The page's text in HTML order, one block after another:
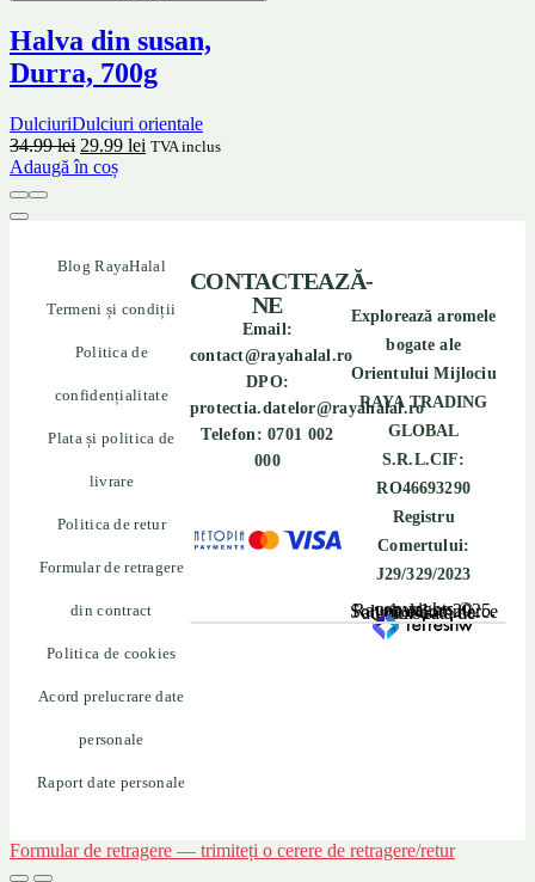
Halva din susan,
Durra, 700g
DulciuriDulciuri orientale
34.99lei 29.99 lei TVA inclus
Adaugă în coș
Blog RayaHalal
Termeni și condiții
Politica de
confidențialitate
Plata și politica de
livrare
Politica de retur
Formular de retragere
din contract
Politica de cookies
Acord prelucrare date
personale
Raport date personale
Explorează aromele
bogate ale
Orientului Mijlociu
RAYA TRADING
GLOBAL
S.R.L.CIF:
RO46693290
Registru
Comertului:
J29/329/2023
copyrights © Rayahalal.ro 2025. Soluție eCommerce administrată de
CONTACTEAZĂ-
NE
Email:
contact@rayahalal.ro
DPO:
protectia.datelor@rayahalal.ro
Telefon: 0701 002
000
Formular de retragere — trimiteți o cerere de retragere/retur